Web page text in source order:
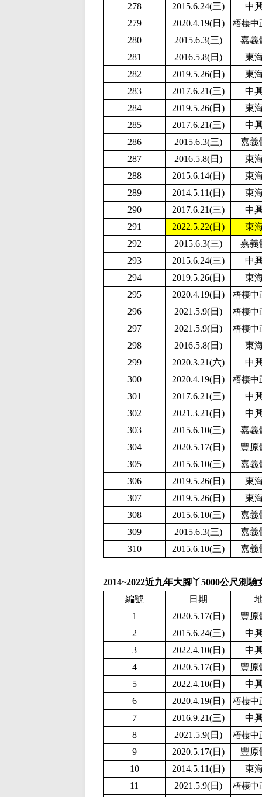
278 2015.6.24(三)
中
279
2020.4.19(日) 梧棲中
280 2015.6.3(三)
嘉義
281
2016.5.8(日)
東
282
2019.5.26(日)
東
283
2017.6.21(三)
中
284
2019.5.26(日)
東
285
2017.6.21(三)
中
286
2015.6.3(三)
嘉義
287
2016.5.8(日)
東
288
2015.6.14(日)
東
289
2014.5.11(日)
東
290
2017.6.21(三)
中
291
2022.5.22(日)
東
292
2015.6.3(三)
嘉義
293
2015.6.24(三)
中
294
2019.5.26(日)
東
295
2020.4.19(日) 梧棲中
296 2021.5.9(日) 梧棲中
297 2021.5.9(日) 梧棲中
298 2016.5.8(日)
東
299
2020.3.21(六)
中
300
2020.4.19(日) 梧棲中
301 2017.6.21(三)
中
302
2021.3.21(日)
中
303
2015.6.10(三)
嘉義
304
2020.5.17(日)
豐原
305
2015.6.10(三)
嘉義
306
2019.5.26(日)
東
307
2019.5.26(日)
東
308
2015.6.10(三)
嘉義
309
2015.6.3(三)
嘉義
310
2015.6.10(三) 嘉義
2014~2022近九年大腳丫5000公尺測驗
編號
日期
1
2020.5.17(日)
豐原
2
2015.6.24(三)
中
3
2022.4.10(日)
中
4
2020.5.17(日)
豐原
5
2022.4.10(日)
中
6
2020.4.19(日) 梧棲中
7 2016.9.21(三)
中
8
2021.5.9(日) 梧棲中
9 2020.5.17(日)
豐原
10
2014.5.11(日)
東
11
2021.5.9(日) 梧棲中